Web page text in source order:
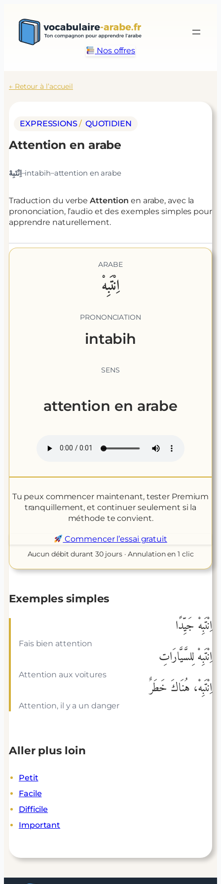
Nos offres
← Retour à l’accueil
EXPRESSIONS/ QUOTIDIEN
Attention en arabe
اِنْتَبِهْ–intabih–attention en arabe
Traduction du verbe Attention en arabe, avec la
prononciation, l’audio et des exemples simples pour
apprendre naturellement.
ARABE
اِنْتَبِهْ
PRONONCIATION
intabih
SENS
attention en arabe
Tu peux commencer maintenant, tester Premium
tranquillement, et continuer seulement si la
méthode te convient.
Commencer l’essai gratuit
Aucun débit durant 30 jours · Annulation en 1 clic
Exemples simples
اِنْتَبِهْ جَيِّدًا
Fais bien attention
اِنْتَبِهْ لِلسَّيَّارَاتِ
Attention aux voitures
اِنْتَبِهْ، هُنَاكَ خَطَرٌ
Attention, il y a un danger
Aller plus loin
Petit
Facile
Difficile
Important